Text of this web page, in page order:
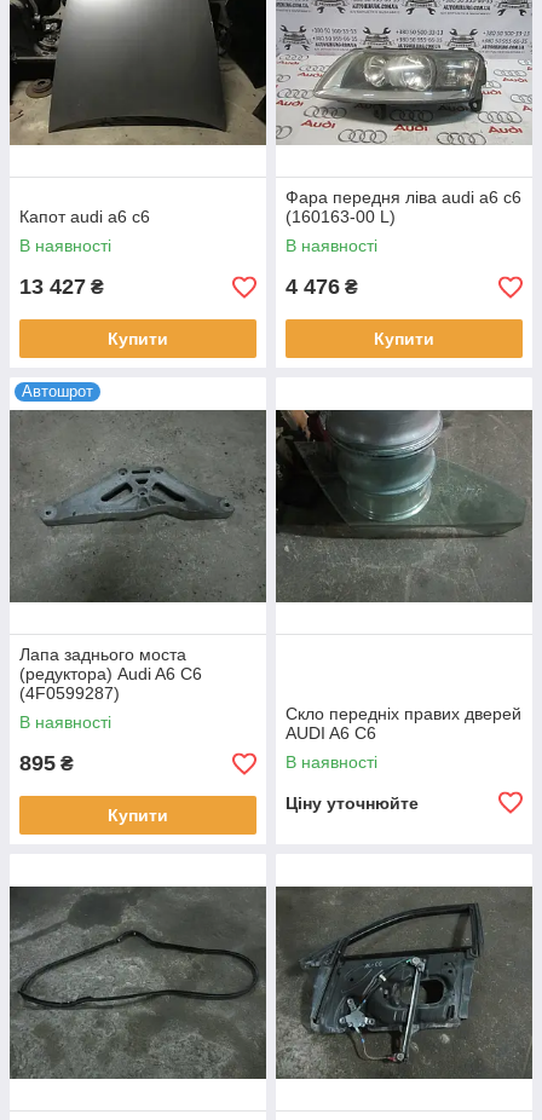
Капот audi a6 c6
В наявності
13 427 ₴
Купити
Фара передня ліва audi a6 c6
(160163-00 L)
В наявності
4 476 ₴
Купити
Автошрот
Лапа заднього моста
(редуктора) Audi A6 C6
(4F0599287)
В наявності
895 ₴
Купити
Скло передніх правих дверей
AUDI A6 C6
В наявності
Ціну уточнюйте